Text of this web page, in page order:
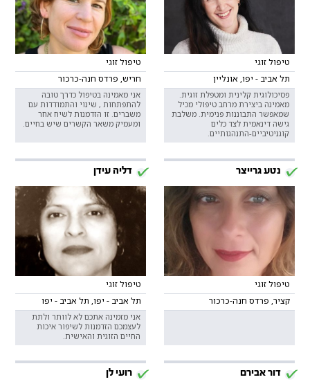
טיפול זוגי
תל אביב - יפו, אונליין
פסיכולוגית קלינית ומטפלת זוגית.
מאמינה ביצירת מרחב טיפולי מכיל
שמאפשר התבוננות פנימית. משלבת
גישה דינאמית לצד כלים
קוגניטיביים-התנהגותיים.
טיפול זוגי
חריש, פרדס חנה-כרכור
אני מאמינה בטיפול כדרך טובה
להתפתחות , שינוי והתמודדות עם
משברים. זו הזדמנות לשיח אחר
ומעמיק משאר הקשרים שיש בחיים.
נטע גרייצר
טיפול זוגי
קציר, פרדס חנה-כרכור
דליה עידן
טיפול זוגי
תל אביב - יפו, תל אביב - יפו
אני מזמינה אתכם לא לוותר ולתת
לעצמכם הזדמנות לשיפור איכות
החיים הזוגית והאישית.
דור אבירם רועי לן